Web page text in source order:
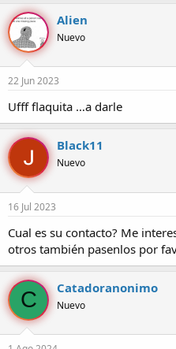
Alien
Nuevo
22 Jun 2023
Ufff flaquita …a darle
Black11
Nuevo
16 Jul 2023
Cual es su contacto? Me
otros también pasenlos por
C Catadoranonimo
Nuevo